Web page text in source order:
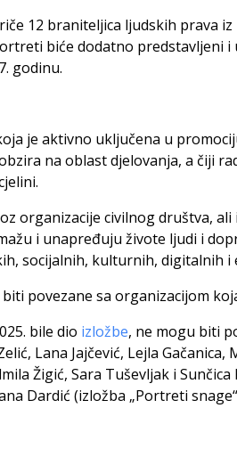
12 braniteljica ljudskih prava
biće dodatno predstavljeni i
godinu.
je aktivno uključena u
na oblast djelovanja, a čiji
organizacije civilnog društva,
i unapređuju živote ljudi i
socijalnih, kulturnih, digitalnih i
povezane sa organizacijom
bile dio izložbe, ne mogu biti
Lana Jajčević, Lejla Gačanica,
Žigić, Sara Tuševljak i Sunčica
Dardić (izložba „Portreti